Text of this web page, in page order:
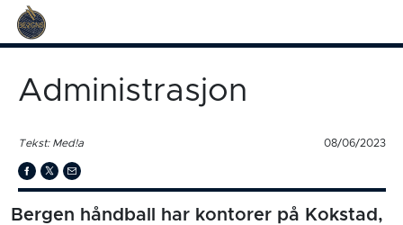
Administrasjon
Tekst: Med!a 08/06/2023
Bergen håndball har kontorer på Kokstad,